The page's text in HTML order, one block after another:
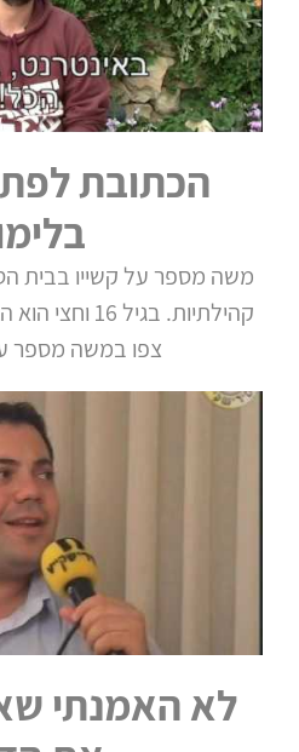
הכתובת
משה מספר על קשייו בבית
קהילתיות. בגיל
צפו במשה מספר
לא האמנתי